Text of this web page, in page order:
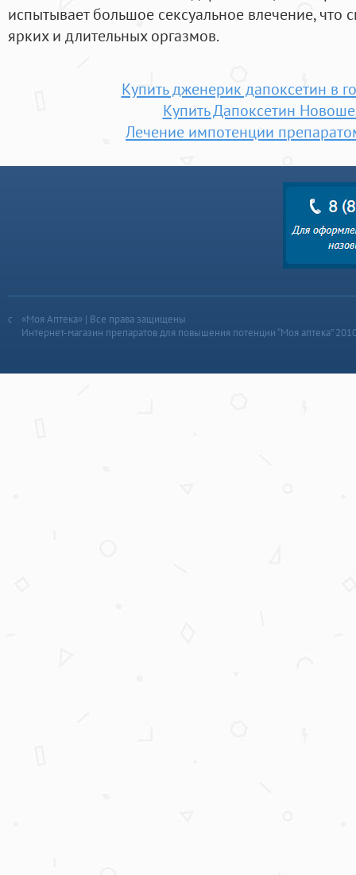
испытывает большое сексуальное влечение, что
ярких и длительных оргазмов.
Купить дженерик дапоксетин в
Купить Дапоксетин
Лечение импотенции
«Моя Аптека» | Все права защищены
Интернет-магазин препаратов для повышения потенции “Моя аптека”